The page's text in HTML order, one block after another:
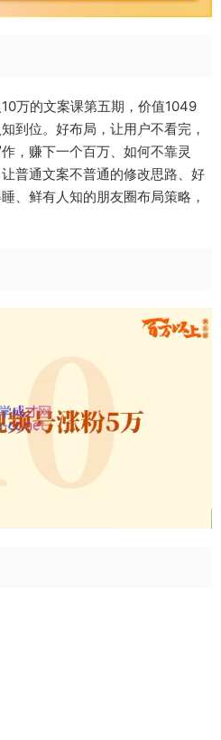
万的文案课第五期，价值1049
到位。好布局，让用户不看完，
，赚下一个百万、如何不靠灵
普通文案不普通的修改思路、好
、鲜有人知的朋友圈布局策略，